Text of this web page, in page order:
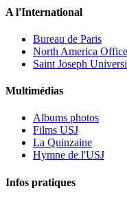
A l'International
Bureau de Paris
North America Office
Saint Joseph
Multimédias
Albums photos
Films USJ
La Quinzaine
Hymne de l'USJ
Infos pratiques